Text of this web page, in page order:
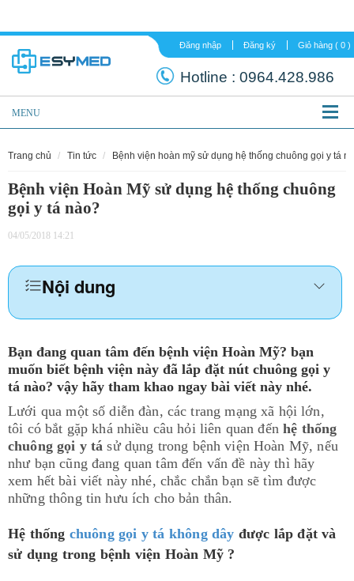
Đăng nhập Đăng ký
Hotline :
MENU
trang chủ tin tức bệnh viện hoàn mỹ sử dụng hệ thống chuông gọi y tá
Bệnh viện Hoàn Mỹ sử dụng hệ thống chuông
gọi y tá nào?
04/05/2018 14:21
Nội dung
Bạn đang quan tâm đến bệnh viện Hoàn Mỹ? bạn
muốn biết bệnh viện này đã lắp đặt nút chuông gọi y
tá nào? vậy hãy tham khao ngay bài viết này nhé.
Lưới qua một số diễn đàn, các trang mạng xã hội lớn,
tôi có bắt gặp khá nhiều câu hỏi liên quan đếnhệ thống
chuông gọi y tásử dụng trong bệnh viện Hoàn Mỹ, nếu
như bạn cũng đang quan tâm đến vấn đề này thì hãy
xem hết bài viết này nhé, chắc chắn bạn sẽ tìm được
những thông tin hưu ích cho bản thân.
Hệ thống chuông gọi y tá không dây được lắp đặt và
sử dụng trong bệnh viện Hoàn Mỹ ?